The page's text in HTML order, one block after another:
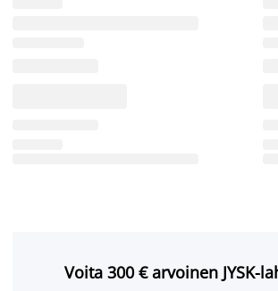
Voita 300 € arvoinen JYSK-